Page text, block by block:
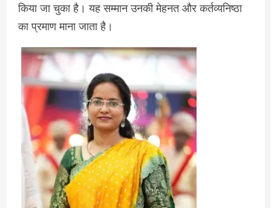
किया जा चुका है। यह सम्मान उनकी मेहनत और कर्तव्यनिष्ठा
का प्रमाण माना जाता है।